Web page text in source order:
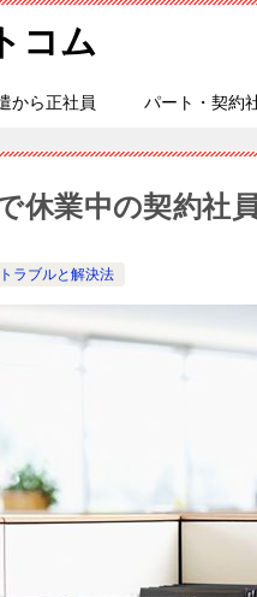
コム
から正社員 パート・契約
休業中の契約社
ラブルと解決法